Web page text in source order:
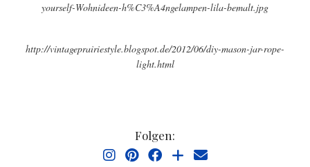
yourself-Wohnideen-h%C3%A4ngelampen-lila-bemalt.jpg
http://vintageprairiestyle.blogspot.de/2012/06/diy-mason-jar-rope-
light.html
Folgen: